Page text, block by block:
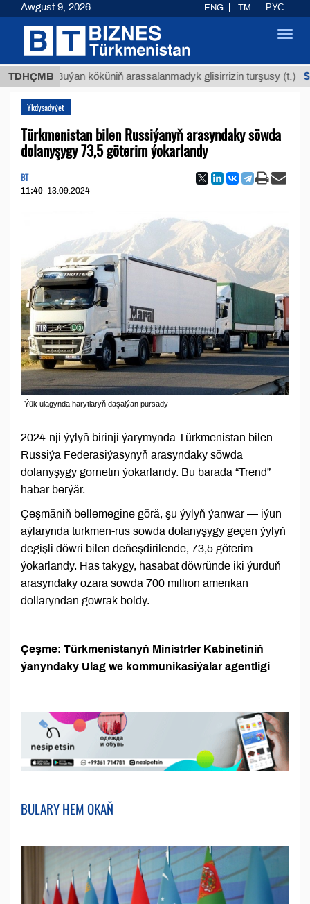
TDHÇMB
Buýan köküniň arassalanmadyk glisirrizin turşusy (t.)
Ykdysadyýet
Türkmenistan bilen Russiýanyň arasyndaky söwda
dolanyşygy 73,5 göterim ýokarlandy
BT
11:40 13.09.2024
Ýük ulagynda harytlaryň daşalýan pursady
2024-nji ýylyň birinji ýarymynda Türkmenistan bilen
Russiýa Federasiýasynyň arasyndaky söwda
dolanyşygy görnetin ýokarlandy. Bu barada “Trend”
habar berýär.
Çeşmäniň bellemegine görä, şu ýylyň ýanwar — iýun
aýlarynda türkmen-rus söwda dolanyşygy geçen ýylyň
degişli döwri bilen deňeşdirilende, 73,5 göterim
ýokarlandy. Has takygy, hasabat döwründe iki ýurduň
arasyndaky özara söwda 700 million amerikan
dollaryndan gowrak boldy.
Çeşme: Türkmenistanyň Ministrler Kabinetiniň
ýanyndaky Ulag we kommunikasiýalar agentligi
BULARY HEM OKAŇ
Awgust 9, 2026 ENG TM РУС